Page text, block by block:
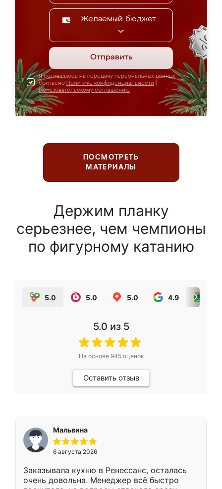
Желаемый бюджет
Отправить
Я соглашаюсь на передачу персональных данных
согласно Политике конфиденциальности
Пользовательскому соглашению
ПОСМОТРЕТЬ
МАТЕРИАЛЫ
Держим планку
серьезнее, чем чемпионы
по фигурному катанию
5.0 5.0 5.0 4.9
5.0 из 5
На основе 945оценок
Оставить отзыв
Мальвина
6 августа 2026
Заказывала кухню в Ренессанс, осталась
очень довольна. Менеджер всё быстро